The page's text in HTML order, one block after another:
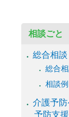
相談ごと
総合相談
総合
相談例
介護予
予防支